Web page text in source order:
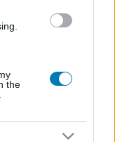
the
téli-
a 2000-
okozhat.
az európai